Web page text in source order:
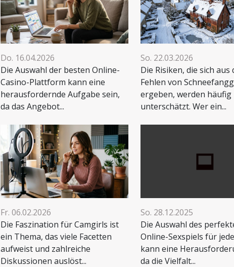
Do. 16.04.2026
Die Auswahl der besten Online-
Casino-Plattform kann eine
herausfordernde Aufgabe sein,
da das Angebot...
So. 22.03.2026
Die Risiken, die sich aus
Fehlen von
ergeben, werden häufig
unterschätzt. Wer ein...
Fr. 06.02.2026
Die Faszination für Camgirls ist
ein Thema, das viele Facetten
aufweist und zahlreiche
Diskussionen auslöst...
So. 28.12.2025
Die Auswahl des
Online-Sexspiels für
kann eine
da die Vielfalt...